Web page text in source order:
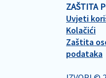
ZAŠTITA
Uvjeti
Kolačići
Zaštita
podataka